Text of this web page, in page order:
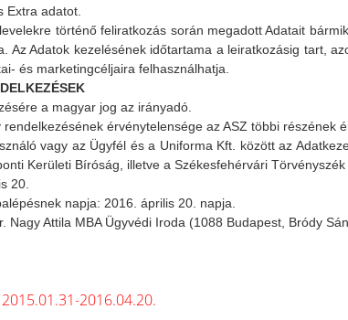
Extra adatot.
történő feliratkozás során megadott Adatait
Az Adatok kezelésének időtartama a leiratkozásig tart,
és marketingcéljaira felhasználhatja.
a magyar jog az irányadó.
érvénytelensége az ASZ többi részének
vagy az Ügyfél és a Uniforma Kft. között az
Kerületi Bíróság, illetve a Székesfehérvári
20.
napja: 2016. április 20. napja.
Nagy Attila MBA Ügyvédi Iroda (1088 Budapest, Bródy
2016.04.20.